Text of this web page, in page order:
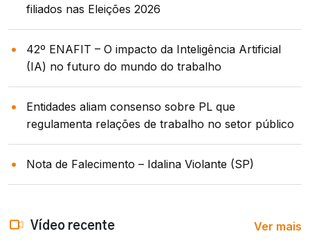
filiados nas Eleições 2026
42º ENAFIT – O impacto da Inteligência Artificial
(IA) no futuro do mundo do trabalho
Entidades aliam consenso sobre PL que
regulamenta relações de trabalho no setor público
Nota de Falecimento – Idalina Violante (SP)
Vídeo recente Ver mais